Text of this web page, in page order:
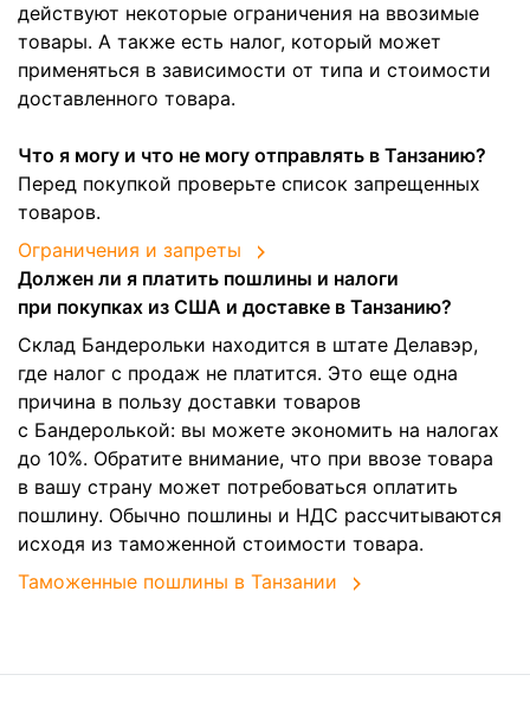
действуют некоторые ограничения на ввозимые
товары. А также есть налог, который может
применяться в зависимости от типа и стоимости
доставленного товара.
Что я могу и что не могу отправлять в Танзанию?
Перед покупкой проверьте список запрещенных
товаров.
Ограничения и запреты
Должен ли я платить пошлины и налоги
при покупках из США и доставке в Танзанию?
Склад Бандерольки находится в штате Делавэр,
где налог с продаж не платится. Это еще одна
причина в пользу доставки товаров
с Бандеролькой: вы можете экономить на налогах
до 10%. Обратите внимание, что при ввозе товара
в вашу страну может потребоваться оплатить
пошлину. Обычно пошлины и НДС рассчитываются
исходя из таможенной стоимости товара.
Таможенные пошлины в Танзании